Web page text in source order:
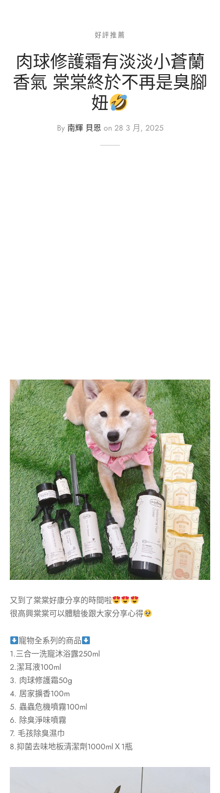
好評推薦
肉球修護霜有淡淡小蒼蘭
香氣 棠棠終於不再是臭腳
妞
By 南輝 貝恩 on 28 3 月, 2025
又到了棠棠好康分享的時間啦
很高興棠棠可以體驗後跟大家分享心得
寵物全系列的商品
1.三合一洗寵沐浴露250ml
2.潔耳液100ml
3. 肉球修護霜50g
4. 居家擴香100m
5. 蟲蟲危機噴霧100ml
6. 除臭淨味噴霧
7. 毛孩除臭濕巾
8.抑菌去味地板清潔劑1000mlＸ1瓶